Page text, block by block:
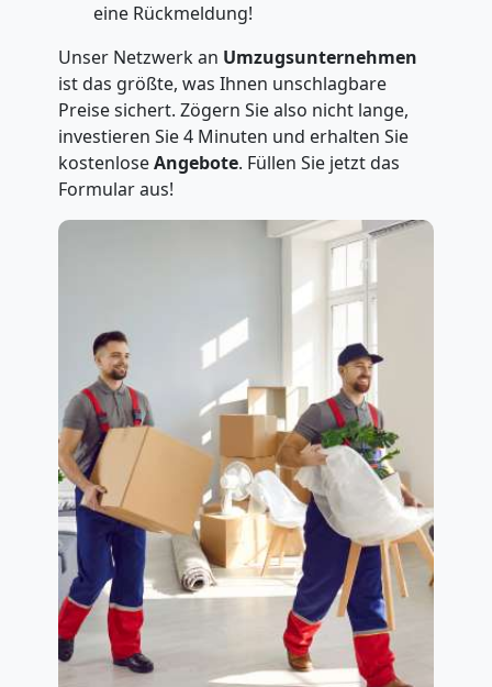
eine Rückmeldung!
Unser Netzwerk an Umzugsunternehmen
ist das größte, was Ihnen unschlagbare
Preise sichert. Zögern Sie also nicht lange,
investieren Sie 4 Minuten und erhalten Sie
kostenloseAngebote. Füllen Sie jetzt das
Formular aus!